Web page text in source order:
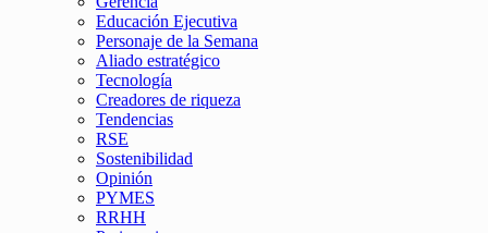
Educación Ejecutiva
Personaje de la Semana
Aliado estratégico
Tecnología
Creadores de riqueza
Tendencias
RSE
Sostenibilidad
Opinión
PYMES
RRHH